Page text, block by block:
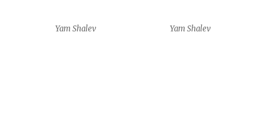
Frédéric Krauke Frédéric Krauke